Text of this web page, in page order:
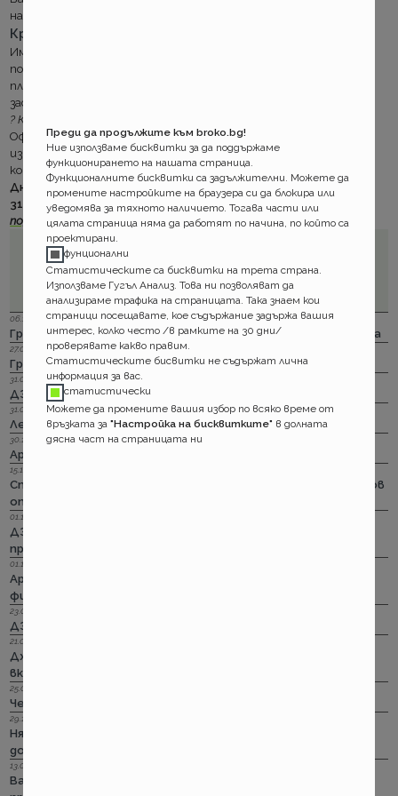
населени места по тънката тарифа.
Краткосрочна зелена карта без пари
Имате две безплатни зелени карти от по 15 дни за срока на
полицата. Ако гражданската ви отговорност е еднократно
платена сроковете на двата сертификата могат да се
застъпват (четете го 1 месец фри за чужбина).
? Какво е краткосрочна зелена карта?
Офертата е в сила и при разрочено плащане. Единственото
изискване за издаване на сертификат е оставащият срок за
който и платена полицата е повече от 15 дни.
Днешното предложение на Виктория ще бъде валидно до
31.01.2013г. Новите цени са вече онлайн.Сравнявайте и
подновявайте.?
06.12.2023 г.
Групама: Ски и сноуборд безплатно при пътуване в чужбина
27.04.2023 г.
Групама: За каското
31.03.2023 г.
ДЗИ: Отличници в ликвидацията по каско
31.03.2023 г.
Лев Инс: Още месец на промоция по каско
30.11.2022 г.
Армеец: И асистанс за България по каско
15.11.2022 г.
Стикерът по гражданска отговорност с впечатляващ нов
опит да влезе в историята
01.11.2022 г.
ДЗИ: Стрийминг застраховката за злополука на промоция
през ноември
01.11.2022 г.
Армеец: Имуществото на лимит на промоция. Това за
фирмите също
23.09.2022 г.
ДЗИ: Ами няма такова каско!
21.09.2022 г.
Дженерали: Критични болести по злополука и заболяване,
включително и при задължителната трудова.
25.08.2022 г.
Черно бялото ще е новото зелено и у нас. Дали?
29.12.2018 г.
Няма да работим на 31-ви. Весело посрещане на една по -
добра година.
13.08.2018 г.
Важно! Вашата полица в Олимпик трябва да бъде
Преди да продължите към broko.bg!
Ние използваме бисквитки за да поддържаме
функционирането на нашата страница.
Функционалните бисквитки са задължителни. Можете да
промените настройките на браузера си да блокира или
уведомява за тяхното наличието. Тогава части или
цялата страница няма да работят по начина, по който са
проектирани.
фунционални
Статистическите са бисквитки на трета страна.
Използваме Гугъл Анализ. Това ни позволяват да
анализираме трафика на страницата. Така знаем кои
страници посещавате, кое съдържание задържа вашия
интерес, колко често /в рамките на 30 дни/
проверявате какво правим.
Статистическите бисвитки не съдържат лична
информация за вас.
статистически
Можете да промените вашия избор по всяко време от
връзката за "Настройка на бисквитките" в долната
дясна част на страницата ни